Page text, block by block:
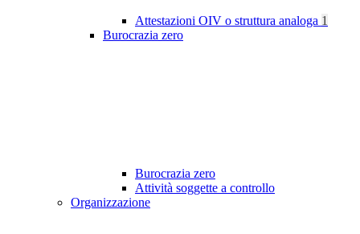
Attestazioni OIV o struttura analoga 1
Burocrazia zero
Burocrazia zero
Attività soggette a controllo
Organizzazione